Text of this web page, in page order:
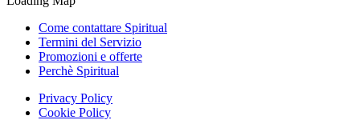
Come contattare Spiritual
Termini del Servizio
Promozioni e offerte
Perchè Spiritual
Privacy Policy
Cookie Policy